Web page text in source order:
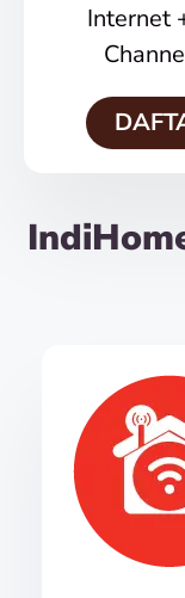
Internet